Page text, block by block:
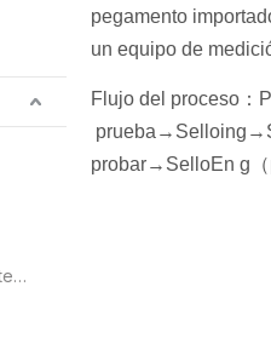
Célula de carga de viga de corte de doble extremo
pegamento
un equipo de
Flujo del proceso ：
prueba →Sello
probar→SelloEn g （